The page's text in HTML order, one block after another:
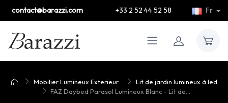
contact@barazzi.com +33 2 52 44 52 58 Fr
Mobilier Lumineux Exterieur...
Lit de jardin lumineux à led
FAZ Daybed Parasol Lumineux Blanc - Lit de...